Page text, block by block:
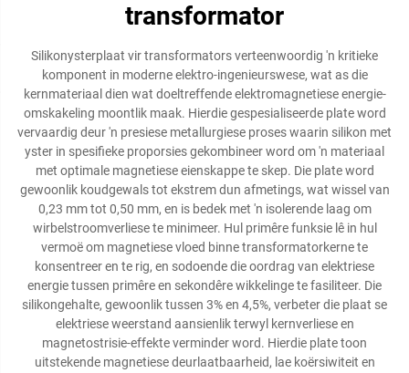
transformator
Silikonysterplaat vir transformators verteenwoordig 'n kritieke
komponent in moderne elektro-ingenieurswese, wat as die
kernmateriaal dien wat doeltreffende elektromagnetiese energie-
omskakeling moontlik maak. Hierdie gespesialiseerde plate word
vervaardig deur 'n presiese metallurgiese proses waarin silikon met
yster in spesifieke proporsies gekombineer word om 'n materiaal
met optimale magnetiese eienskappe te skep. Die plate word
gewoonlik koudgewals tot ekstrem dun afmetings, wat wissel van
0,23 mm tot 0,50 mm, en is bedek met 'n isolerende laag om
wirbelstroomverliese te minimeer. Hul primêre funksie lê in hul
vermoë om magnetiese vloed binne transformatorkerne te
konsentreer en te rig, en sodoende die oordrag van elektriese
energie tussen primêre en sekondêre wikkelinge te fasiliteer. Die
silikongehalte, gewoonlik tussen 3% en 4,5%, verbeter die plaat se
elektriese weerstand aansienlik terwyl kernverliese en
magnetostrisie-effekte verminder word. Hierdie plate toon
uitstekende magnetiese deurlaatbaarheid, lae koërsiwiteit en